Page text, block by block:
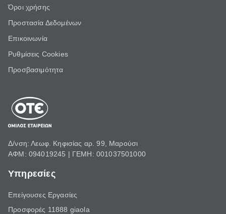
Όροι χρήσης
Προστασία Δεδομένων
Επικοινωνία
Ρυθμίσεις Cookies
Προσβασιμότητα
Δ/νση: Λεωφ. Κηφισίας αρ. 99, Μαρούσι
ΑΦΜ: 094019245 | ΓΕΜΗ: 001037501000
Υπηρεσίες
Επείγουσες Εργασίες
Προσφορές 11888 giaola